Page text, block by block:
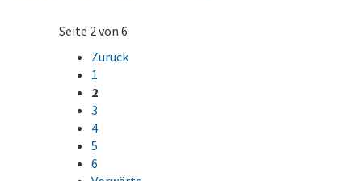
Seite 2 von 6
Zurück
1
2
3
4
5
6